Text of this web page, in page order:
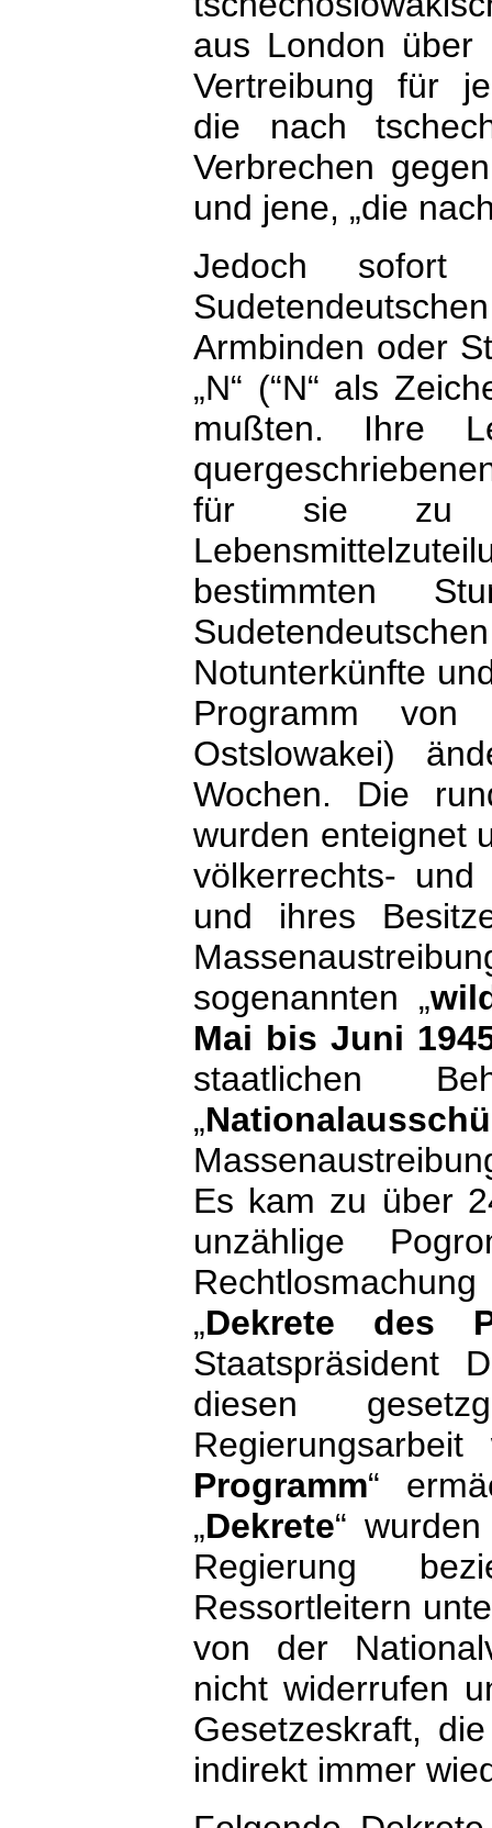
aus London über
Vertreibung für
die nach
Verbrechen
und jene, „die
Jedoch sofort
Armbinden oder
„N“ (“N“ als
mußten. Ihre
für sie zu
bestimmten
Notunterkünfte
Programm
Ostslowakei)
Wochen. Die
wurden enteignet
völkerrechts- und
und ihres
sogenannten „
Mai bis Juni
staatlichen
„
Es kam zu über
unzählige
„Dekrete des
Staatspräsident
diesen
Programm“
„Dekrete“
Regierung
Ressortleitern
von der
nicht widerrufen
Gesetzeskraft,
indirekt immer